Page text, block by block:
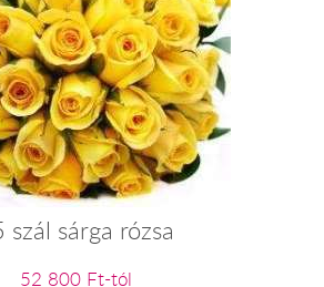
szál sárga rózsa
52 800 Ft-tól